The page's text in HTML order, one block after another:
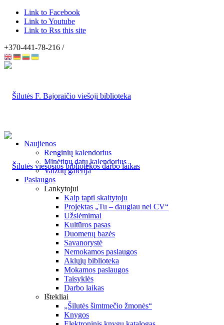
Link to Facebook
Link to Youtube
Link to Rss this site
+370-441-78-216 /
Naujienos
Renginių kalendorius
Minėtinų datų kalendorius
Vaizdų galerija
Paslaugos
Lankytojui
Kaip tapti skaitytoju
Projektas „Tu – daugiau nei CV“
Užsiėmimai
Kultūros pasas
Duomenų bazės
Savanorystė
Nemokamos paslaugos
Aklųjų biblioteka
Mokamos paslaugos
Taisyklės
Darbo laikas
Ištekliai
„Šilutės šimtmečio žmonės“
Knygos